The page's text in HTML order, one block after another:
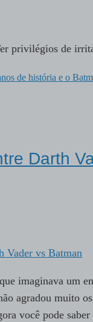
privilégios de
de história e o
Darth
imaginava um
agradou muito
você pode